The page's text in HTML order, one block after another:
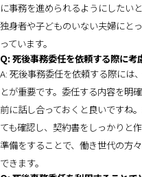
に事務を進められるようにしたい
独身者や子どものいない夫婦にと
っています。
Q: 死後事務委任を依頼する際に考
A: 死後事務委任を依頼する際には
とが重要です。委任する内容を明
前に話し合っておくと良いですね
ても確認し、契約書をしっかりと
準備をすることで、働き世代の方
できます。